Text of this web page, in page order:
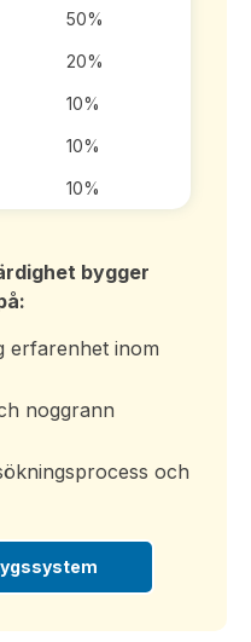
50%
20%
10%
10%
10%
bygger
erfarenhet inom
noggrann
och